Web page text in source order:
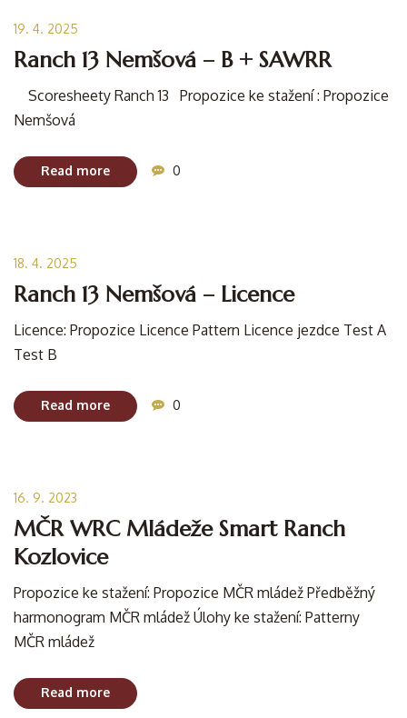
19. 4. 2025
Ranch 13 Nemšová – B + SAWRR
Scoresheety Ranch 13 Propozice ke stažení : Propozice
Nemšová
Read more 0
18. 4. 2025
Ranch 13 Nemšová – Licence
Licence: Propozice Licence Pattern Licence jezdce Test A
Test B
Read more 0
16. 9. 2023
MČR WRC Mládeže Smart Ranch
Kozlovice
Propozice ke stažení: Propozice MČR mládež Předběžný
harmonogram MČR mládež Úlohy ke stažení: Patterny
MČR mládež
Read more